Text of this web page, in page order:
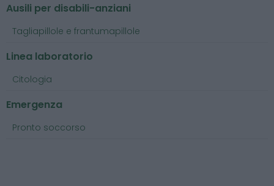
Ausili per disabili-anziani
Tagliapillole e frantumapillole
Linea laboratorio
Citologia
Emergenza
Pronto soccorso